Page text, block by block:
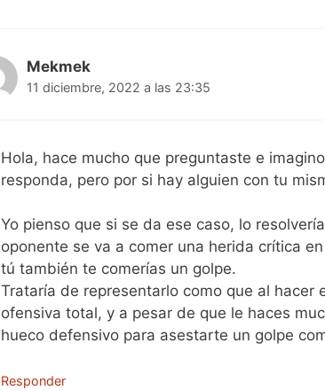
Mekmek
11 diciembre, 2022 a las 23:35
Hola, hace mucho que preguntaste e
responda, pero por si hay alguien con tu
Yo pienso que si se da ese caso, lo
oponente se va a comer una herida crítica
tú también te comerías un golpe.
Trataría de representarlo como que al hacer
ofensiva total, y a pesar de que le haces
hueco defensivo para asestarte un golpe
Responder